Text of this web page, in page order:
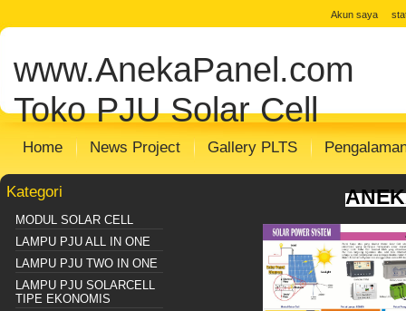
Distributor Solar Cell
Panel
panel surya Distributor PJU Surya
Sentralisasi Distributor SHS SISTEM
Akun saya
www.AnekaPanel.com
Toko PJU Solar Cell
Home News Project Gallery PLTS
Kategori
MODUL SOLAR CELL
LAMPU PJU ALL IN ONE
LAMPU PJU TWO IN ONE
LAMPU PJU SOLARCELL
TIPE EKONOMIS